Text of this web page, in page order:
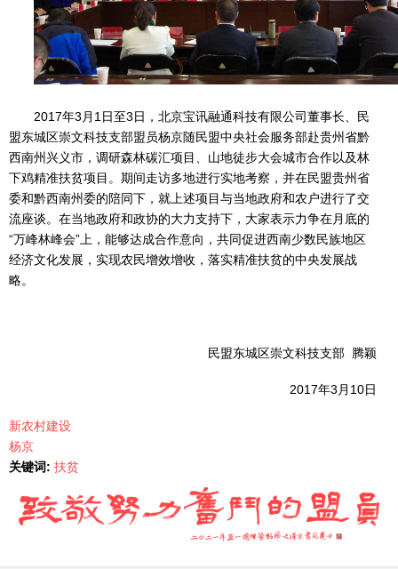
2017年3月1日至3日，北京宝讯融通科技有限公司董事长、民
盟东城区崇文科技支部盟员杨京随民盟中央社会服务部赴贵州省黔
西南州兴义市，调研森林碳汇项目、山地徒步大会城市合作以及林
下鸡精准扶贫项目。期间走访多地进行实地考察，并在民盟贵州省
委和黔西南州委的陪同下，就上述项目与当地政府和农户进行了交
流座谈。在当地政府和政协的大力支持下，大家表示力争在月底的
“万峰林峰会”上，能够达成合作意向，共同促进西南少数民族地区
经济文化发展，实现农民增效增收，落实精准扶贫的中央发展战
略。
民盟东城区崇文科技支部 腾颖
2017年3月10日
新农村建设
杨京
关键词: 扶贫